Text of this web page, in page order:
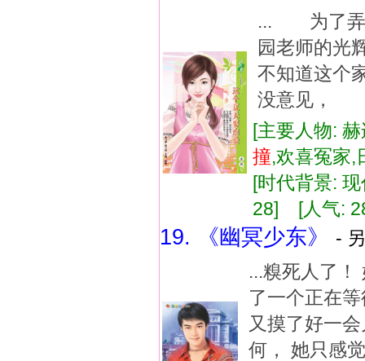
... 为了弄
园老师的
不知道这个
没意见，
[主要人物:
撞,欢喜冤
[时代背景:
28] [人气:
19. 《幽冥少东》
-
...糗死人了
了一个正在
又摸了好一
何， 她只感